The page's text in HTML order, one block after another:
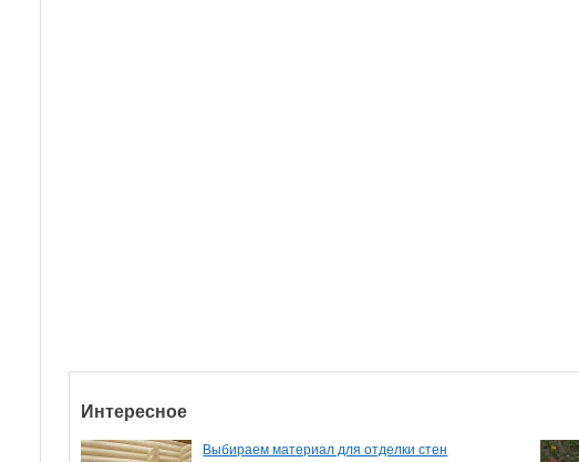
Интересное
Выбираем материал для отделки стен